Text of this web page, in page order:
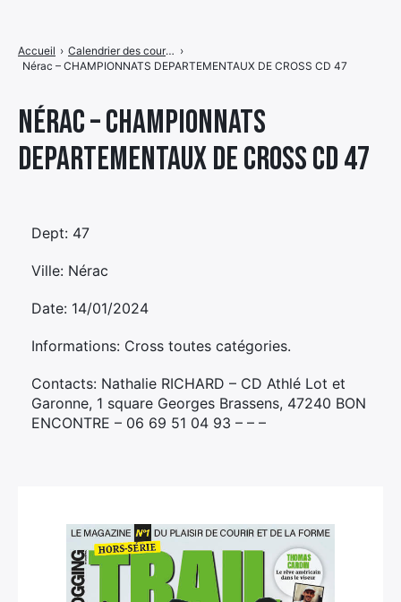
Nérac – CHAMPIONNATS
DEPARTEMENTAUX DE CROSS CD 47
Accueil › Calendrier des courses ›
Nérac – CHAMPIONNATS DEPARTEMENTAUX DE CROSS CD 47
Dept: 47
Ville: Nérac
Date: 14/01/2024
Informations: Cross toutes catégories.
Contacts: Nathalie RICHARD – CD Athlé Lot et
Garonne, 1 square Georges Brassens, 47240 BON
ENCONTRE – 06 69 51 04 93 – – –
de
menu
Élément
de
menu
Élément
de
menu